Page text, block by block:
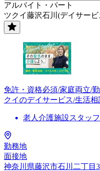
アルバイト・パート
ツクイ藤沢石川(デイサービ
免許・資格必須/家庭両立/
クイのデイサービス/生活相
老人介護施設スタッフ
勤務地
面接地
神奈川県藤沢市石川二丁目